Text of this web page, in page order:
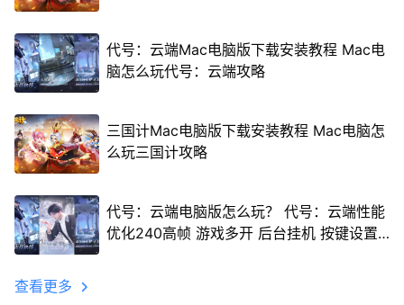
代号：云端Mac电脑版下载安装教程 Mac电
脑怎么玩代号：云端攻略
三国计Mac电脑版下载安装教程 Mac电脑怎
么玩三国计攻略
代号：云端电脑版怎么玩？ 代号：云端性能
优化240高帧 游戏多开 后台挂机 按键设置
查看更多